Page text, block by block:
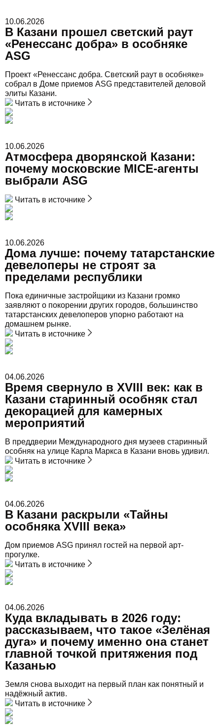
10.06.2026
В Казани прошел светский раут
«Ренессанс добра» в особняке
ASG
Проект «Ренессанс добра. Светский раут в особняке»
собрал в Доме приемов ASG представителей деловой
элиты Казани.
Читать в источнике
10.06.2026
Атмосфера дворянской Казани:
почему московские MICE-агенты
выбрали ASG
Читать в источнике
10.06.2026
Дома лучше: почему татарстанские
девелоперы не строят за
пределами республики
Пока единичные застройщики из Казани громко
заявляют о покорении других городов, большинство
татарстанских девелоперов упорно работают на
домашнем рынке.
Читать в источнике
04.06.2026
Время свернуло в XVIII век: как в
Казани старинный особняк стал
декорацией для камерных
мероприятий
В преддверии Международного дня музеев старинный
особняк на улице Карла Маркса в Казани вновь удивил.
Читать в источнике
04.06.2026
В Казани раскрыли «Тайны
особняка XVIII века»
Дом приемов ASG принял гостей на первой арт-
прогулке.
Читать в источнике
04.06.2026
Куда вкладывать в 2026 году:
рассказываем, что такое «Зелёная
дуга» и почему именно она станет
главной точкой притяжения под
Казанью
Земля снова выходит на первый план как понятный и
надёжный актив.
Читать в источнике